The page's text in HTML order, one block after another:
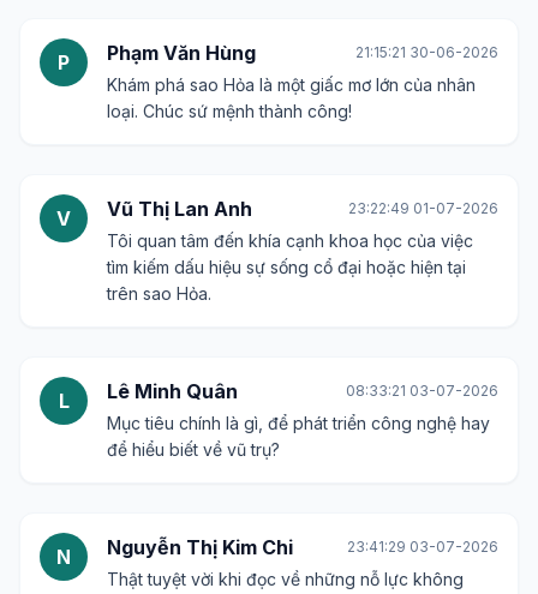
P Phạm Văn Hùng 21:15:21 30-06-2026
Khám phá sao Hỏa là một giấc mơ lớn của nhân
loại. Chúc sứ mệnh thành công!
V Vũ Thị Lan Anh 23:22:49 01-07-2026
Tôi quan tâm đến khía cạnh khoa học của việc
tìm kiếm dấu hiệu sự sống cổ đại hoặc hiện tại
trên sao Hỏa.
L Lê Minh Quân 08:33:21 03-07-2026
Mục tiêu chính là gì, để phát triển công nghệ hay
để hiểu biết về vũ trụ?
N Nguyễn Thị Kim Chi 23:41:29 03-07-2026
Thật tuyệt vời khi đọc về những nỗ lực không